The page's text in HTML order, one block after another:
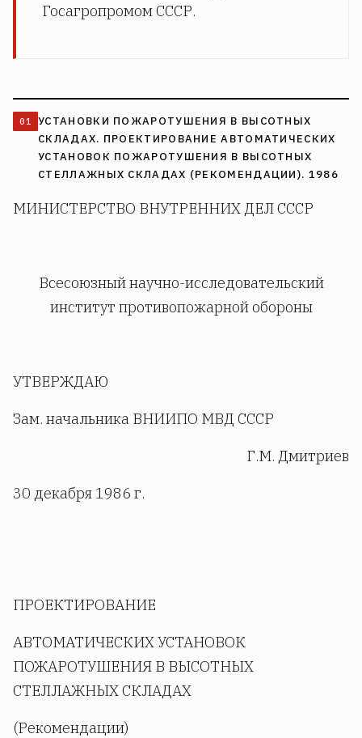
Госагропромом СССР.
УСТАНОВКИ ПОЖАРОТУШЕНИЯ В ВЫСОТНЫХ
СКЛАДАХ. ПРОЕКТИРОВАНИЕ АВТОМАТИЧЕСКИХ
УСТАНОВОК ПОЖАРОТУШЕНИЯ В ВЫСОТНЫХ
СТЕЛЛАЖНЫХ СКЛАДАХ (РЕКОМЕНДАЦИИ). 1986
МИНИСТЕРСТВО ВНУТРЕННИХ ДЕЛ СССР
Всесоюзный научно-исследовательский
институт противопожарной обороны
УТВЕРЖДАЮ
Зам. начальника ВНИИПО МВД СССР
Г.М. Дмитриев
30 декабря 1986 г.
ПРОЕКТИРОВАНИЕ
АВТОМАТИЧЕСКИХ УСТАНОВОК
ПОЖАРОТУШЕНИЯ В ВЫСОТНЫХ
СТЕЛЛАЖНЫХ СКЛАДАХ
(Рекомендации)